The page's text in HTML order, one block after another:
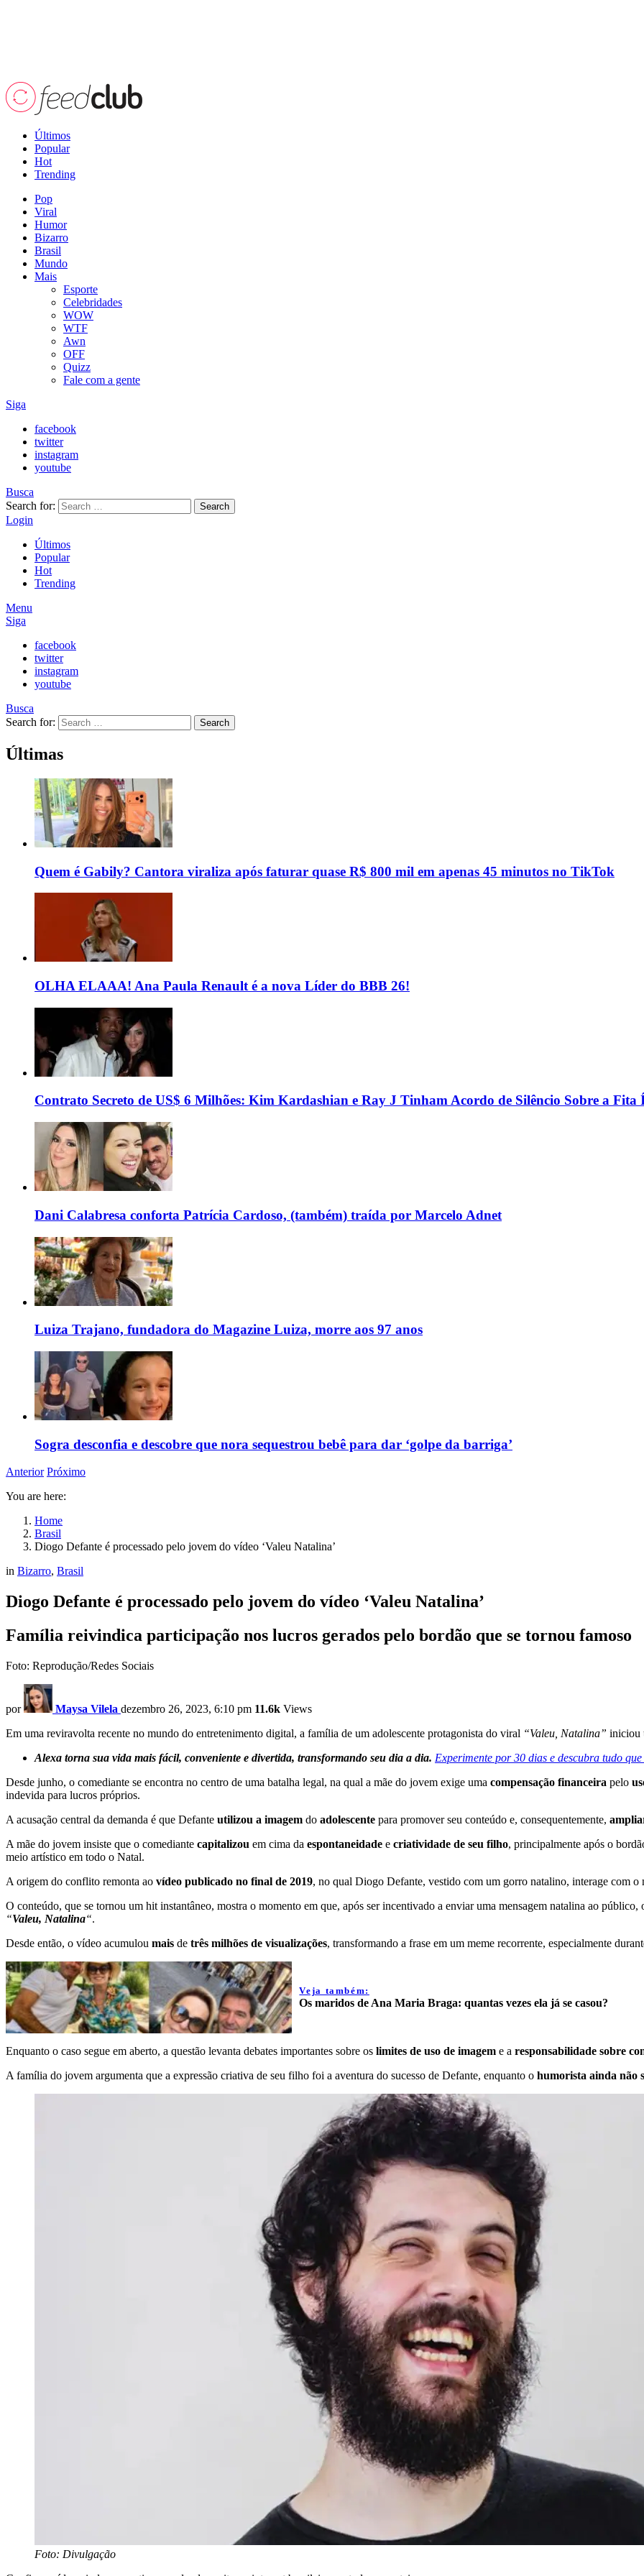
Últimos
Popular
Hot
Trending
Pop
Viral
Humor
Bizarro
Brasil
Mundo
Mais
Esporte
Celebridades
WOW
WTF
Awn
OFF
Quizz
Fale com a gente
Siga
facebook
twitter
instagram
youtube
Busca
Search for:
Search
Login
Últimos
Popular
Hot
Trending
Menu
Siga
facebook
twitter
instagram
youtube
Busca
Search for:
Search
Últimas
Quem é Gabily? Cantora viraliza após faturar quase R$ 800 mil em apenas 45 minutos no TikTok
OLHA ELAAA! Ana Paula Renault é a nova Líder do BBB 26!
Contrato Secreto de US$ 6 Milhões: Kim Kardashian e Ray J Tinham Acordo de Silêncio Sobre a Fita
Dani Calabresa conforta Patrícia Cardoso, (também) traída por Marcelo Adnet
Luiza Trajano, fundadora do Magazine Luiza, morre aos 97 anos
Sogra desconfia e descobre que nora sequestrou bebê para dar ‘golpe da barriga’
Anterior Próximo
You are here:
Home
Brasil
Diogo Defante é processado pelo jovem do vídeo ‘Valeu Natalina’
in Bizarro, Brasil
Diogo Defante é processado pelo jovem do vídeo ‘Valeu Natalina’
Família reivindica participação nos lucros gerados pelo bordão que se tornou famoso
Foto: Reprodução/Redes Sociais
por Maysa Vilela dezembro 26, 2023, 6:10 pm 11.6k Views
Em uma reviravolta recente no mundo do entretenimento digital, a família de um adolescente protagonista do viral “Valeu, Natalina” iniciou
Alexa torna sua vida mais fácil, conveniente e divertida, transformando seu dia a dia. Experimente por 30 dias e descubra tudo
Desde junho, o comediante se encontra no centro de uma batalha legal, na qual a mãe do jovem exige uma compensação financeira pelo
indevida para lucros próprios.
A acusação central da demanda é que Defante utilizou a imagem do adolescente para promover seu conteúdo e, consequentemente,
A mãe do jovem insiste que o comediante capitalizou em cima da espontaneidade e criatividade de seu filho, principalmente após o
meio artístico em todo o Natal.
A origem do conflito remonta ao vídeo publicado no final de 2019, no qual Diogo Defante, vestido com um gorro natalino, interage com o
O conteúdo, que se tornou um hit instantâneo, mostra o momento em que, após ser incentivado a enviar uma mensagem natalina ao público,
“Valeu, Natalina“.
Desde então, o vídeo acumulou mais de três milhões de visualizações, transformando a frase em um meme recorrente, especialmente
Veja também:
Os maridos de Ana Maria Braga: quantas vezes ela já se casou?
Enquanto o caso segue em aberto, a questão levanta debates importantes sobre os limites de uso de imagem e a responsabilidade sobre
A família do jovem argumenta que a expressão criativa de seu filho foi a aventura do sucesso de Defante, enquanto o humorista ainda não
Foto: Divulgação